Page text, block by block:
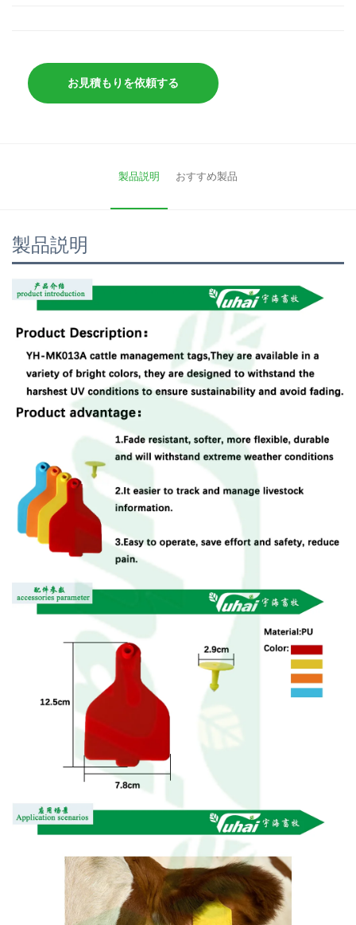
お見積もりを依頼する
製品説明 おすすめ製品
製品説明